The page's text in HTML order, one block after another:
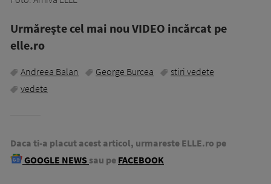
Urmăreşte cel mai nou VIDEO incărcat pe
elle.ro
Andreea Balan George Burcea
stiri vedete
vedete
Daca ti-a placut acest articol, urmareste ELLE.ro pe
GOOGLE NEWS sau pe FACEBOOK